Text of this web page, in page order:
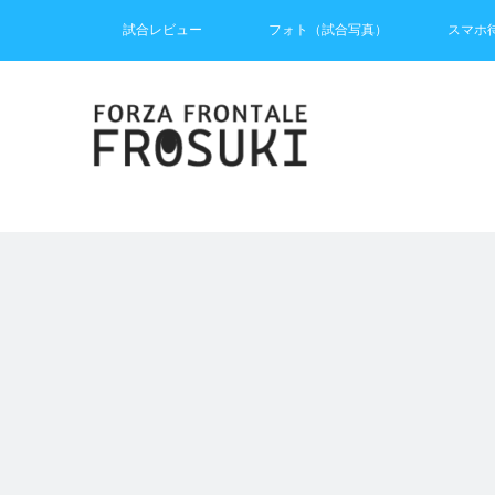
試合レビュー フォト（試合写真） スマホ